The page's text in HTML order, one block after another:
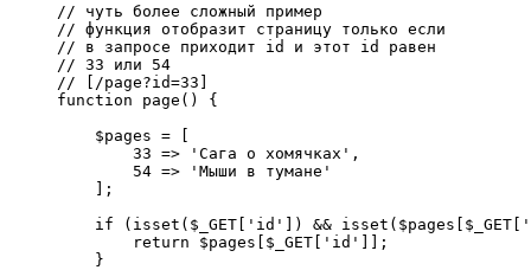
// чуть более сложный пример
// функция отобразит страницу только если
// в запросе приходит id и этот id равен
// 33 или 54
// [/page?id=33]
function page() {
    $pages = [
        33 => 'Сага о хомячках',
        54 => 'Мыши в тумане'
    ];
if (isset($_GET['id']) &&
        return $pages[$_GET['id']];
    }